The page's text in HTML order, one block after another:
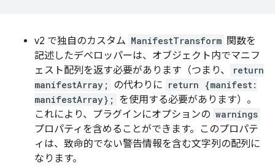
v2 で独自のカスタム ManifestTransform 関数を
記述したデベロッパーは、オブジェクト内でマニフ
ェスト配列を返す必要があります（つまり、
return
manifestArray;
の代わりに return {manifest:
manifestArray};
を使用する必要があります）。
これにより、プラグインにオプションの warnings
プロパティを含めることができます。このプロパテ
ィは、致命的でない警告情報を含む文字列の配列に
なります。